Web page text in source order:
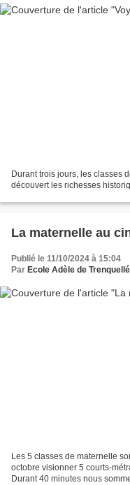
Durant trois jours, les classes
découvert les richesses
La maternelle au
Publié le 11/10/2024 à 15:04
Par Ecole Adèle de
Les 5 classes de maternelle
octobre visionner 5 courts-
Durant 40 minutes nous